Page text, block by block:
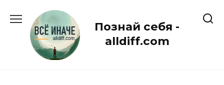
содержанию
Познай себя -
alldiff.com